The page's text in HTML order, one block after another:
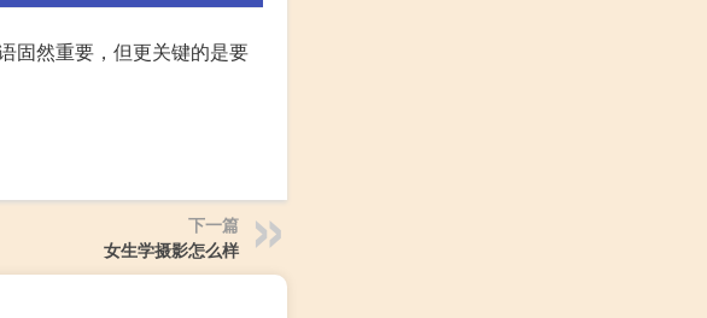
固然重要，但更关键的是要
下一篇
女生学摄影怎么样